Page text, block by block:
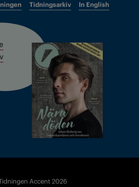
Tidningsarkiv In English
Accent 2026